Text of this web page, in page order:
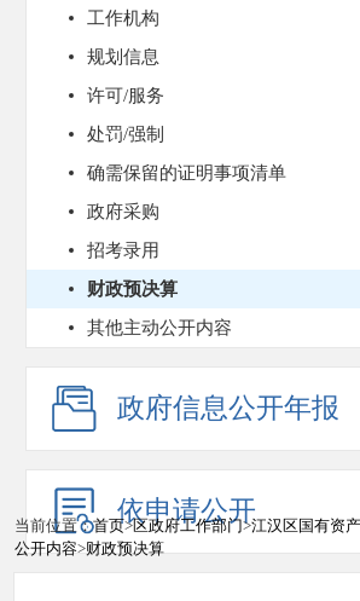
工作机构
规划信息
许可/服务
处罚/强制
确需保留的证明事项清单
政府采购
招考录用
财政预决算
其他主动公开内容
政府信息公开年报
依申请公开
当前位置：首页>区政府工作部门>江汉区国有资
公开内容>财政预决算